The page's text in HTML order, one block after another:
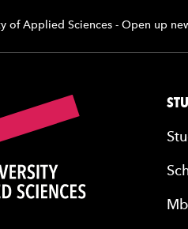
of Applied Sciences - Open up